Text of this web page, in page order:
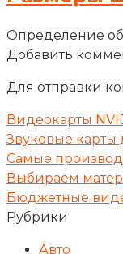
Определение
Добавить
Для отправки
Видеокарты
Звуковые карты
Самые
Выбираем
Бюджетные
Рубрики
Авто